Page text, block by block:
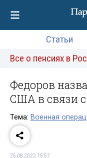
Статьи
Все о пенсиях в
Федоров
США в связи
Тема: Военная
25.08.2022 15:57